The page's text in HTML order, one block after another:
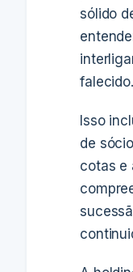
sólido
falecido.
Isso
de
cotas e